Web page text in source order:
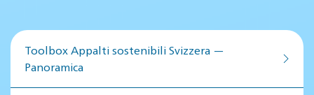
Toolbox Appalti sostenibili Svizzera —
Panoramica